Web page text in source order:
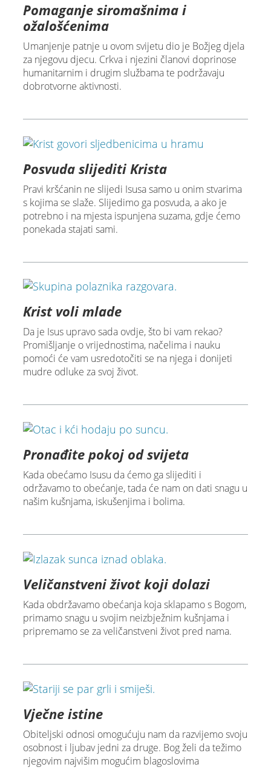
Pomaganje siromašnima i
ožalošćenima
Umanjenje patnje u ovom svijetu dio je Božjeg djela
za njegovu djecu. Crkva i njezini članovi doprinose
humanitarnim i drugim službama te podržavaju
dobrotvorne aktivnosti.
Posvuda slijediti Krista
Pravi kršćanin ne slijedi Isusa samo u onim stvarima
s kojima se slaže. Slijedimo ga posvuda, a ako je
potrebno i na mjesta ispunjena suzama, gdje ćemo
ponekada stajati sami.
Krist voli mlade
Da je Isus upravo sada ovdje, što bi vam rekao?
Promišljanje o vrijednostima, načelima i nauku
pomoći će vam usredotočiti se na njega i donijeti
mudre odluke za svoj život.
Pronađite pokoj od svijeta
Kada obećamo Isusu da ćemo ga slijediti i
održavamo to obećanje, tada će nam on dati snagu u
našim kušnjama, iskušenjima i bolima.
Veličanstveni život koji dolazi
Kada obdržavamo obećanja koja sklapamo s Bogom,
primamo snagu u svojim neizbježnim kušnjama i
pripremamo se za veličanstveni život pred nama.
Vječne istine
Obiteljski odnosi omogućuju nam da razvijemo svoju
osobnost i ljubav jedni za druge. Bog želi da težimo
njegovim najvišim mogućim blagoslovima